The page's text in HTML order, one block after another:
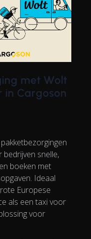
met Wolt
in Cargoson
snelle,
boeken met
Ideaal
Europese
als een taxi voor
voor